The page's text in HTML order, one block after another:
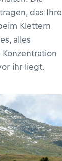
das Ihre
Klettern
alles
ihr liegt.